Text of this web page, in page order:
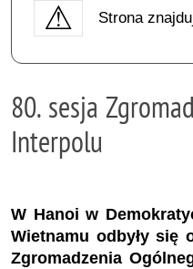
Strona
80. sesja
Interpolu
W Hanoi w
Wietnamu odbyły się
Zgromadzenia